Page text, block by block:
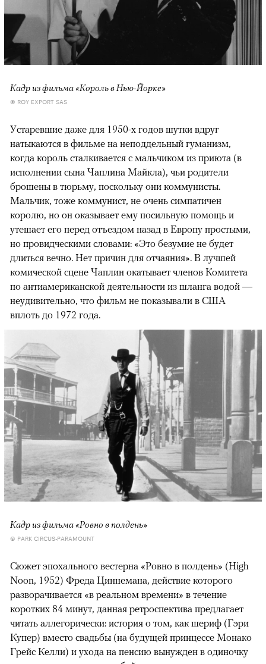
Кадр из фильма «Король в Нью-Йорке»
© ROY EXPORT SAS
Устаревшие даже для 1950-х годов шутки вдруг
натыкаются в фильме на неподдельный гуманизм,
когда король сталкивается с мальчиком из приюта (в
исполнении сына Чаплина Майкла), чьи родители
брошены в тюрьму, поскольку они коммунисты.
Мальчик, тоже коммунист, не очень симпатичен
королю, но он оказывает ему посильную помощь и
утешает его перед отъездом назад в Европу простыми,
но провидческими словами: «Это безумие не будет
длиться вечно. Нет причин для отчаяния». В лучшей
комической сцене Чаплин окатывает членов Комитета
по антиамериканской деятельности из шланга водой —
неудивительно, что фильм не показывали в США
вплоть до 1972 года.
Кадр из фильма «Ровно в полдень»
© PARK CIRCUS-PARAMOUNT
Сюжет эпохального вестерна «Ровно в полдень» (High
Noon, 1952) Фреда Циннемана, действие которого
разворачивается «в реальном времени» в течение
коротких 84 минут, данная ретроспектива предлагает
читать аллегорически: история о том, как шериф (Гэри
Купер) вместо свадьбы (на будущей принцессе Монако
Грейс Келли) и ухода на пенсию вынужден в одиночку